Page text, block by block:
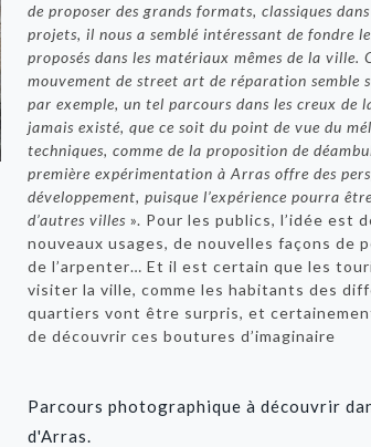
de proposer des grands formats, classiques
projets, il nous a semblé intéressant de fondre
proposés dans les matériaux mêmes de la ville.
mouvement de street art de réparation semble
par exemple, un tel parcours dans les creux de
jamais existé, que ce soit du point de vue du
techniques, comme de la proposition de
première expérimentation à Arras offre des
développement, puisque l’expérience pourra
d’autres villes ». Pour les publics, l’idée est
nouveaux usages, de nouvelles façons de
de l’arpenter… Et il est certain que les
visiter la ville, comme les habitants des
quartiers vont être surpris, et
de découvrir ces boutures d’imaginaire
Parcours photographique à découvrir
d'Arras.